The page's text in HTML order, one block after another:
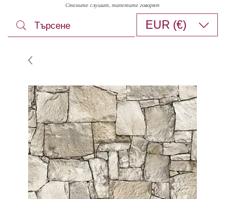
Стените слушат, тапетите говорят
EUR (€)